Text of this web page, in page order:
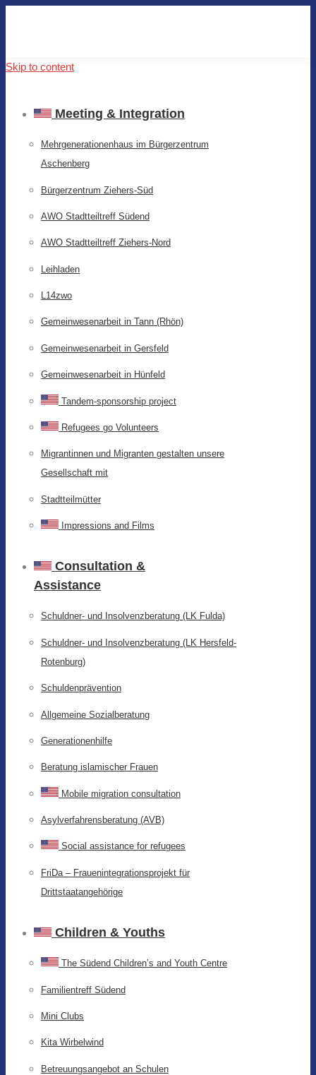
Skip to content
Meeting & Integration
Mehrgenerationenhaus im Bürgerzentrum
Aschenberg
Bürgerzentrum Ziehers-Süd
AWO Stadtteiltreff Südend
AWO Stadtteiltreff Ziehers-Nord
Leihladen
L14zwo
Gemeinwesenarbeit in Tann (Rhön)
Gemeinwesenarbeit in Gersfeld
Gemeinwesenarbeit in Hünfeld
Tandem-sponsorship project
Refugees go Volunteers
Migrantinnen und Migranten gestalten unsere
Gesellschaft mit
Stadtteilmütter
Impressions and Films
Consultation &
Assistance
Schuldner- und Insolvenzberatung (LK Fulda)
Schuldner- und Insolvenzberatung (LK Hersfeld-
Rotenburg)
Schuldenprävention
Allgemeine Sozialberatung
Generationenhilfe
Beratung islamischer Frauen
Mobile migration consultation
Asylverfahrensberatung (AVB)
Social assistance for refugees
FriDa – Frauenintegrationsprojekt für
Drittstaatangehörige
Children & Youths
The Südend Children’s and Youth Centre
Familientreff Südend
Mini Clubs
Kita Wirbelwind
Betreuungsangebot an Schulen